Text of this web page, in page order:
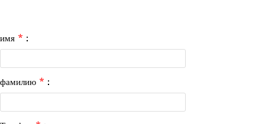
имя * :
фамилию * :